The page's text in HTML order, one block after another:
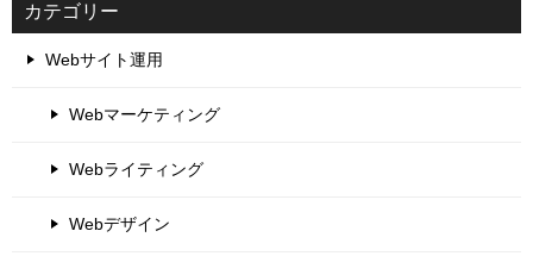
カテゴリー
Webサイト運用
Webマーケティング
Webライティング
Webデザイン